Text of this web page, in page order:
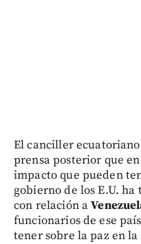
El canciller
prensa posterior que
impacto que pueden
gobierno de los E.U.
con relación a
funcionarios de ese
tener sobre la paz en